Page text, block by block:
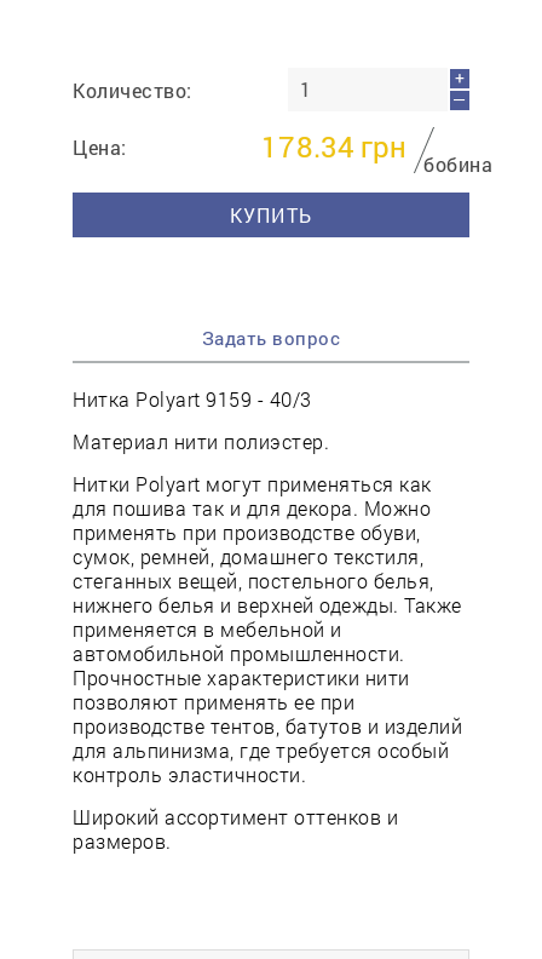
Количество:
+
—
Цена: 178.34 грн
бобина
КУПИТЬ
Задать вопрос
Нитка Polyart 9159 - 40/3
Материал нити полиэстер.
Нитки Polyart могут применяться как
для пошива так и для декора. Можно
применять при производстве обуви,
сумок, ремней, домашнего текстиля,
стеганных вещей, постельного белья,
нижнего белья и верхней одежды. Также
применяется в мебельной и
автомобильной промышленности.
Прочностные характеристики нити
позволяют применять ее при
производстве тентов, батутов и изделий
для альпинизма, где требуется особый
контроль эластичности.
Широкий ассортимент оттенков и
размеров.